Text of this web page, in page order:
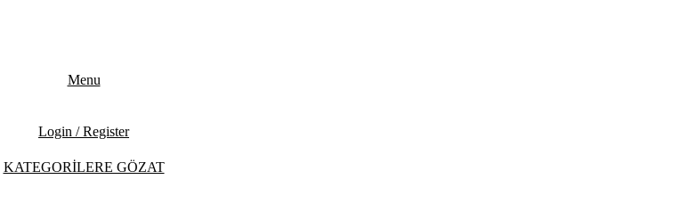
Menu
Login / Register
KATEGORİLERE GÖZAT